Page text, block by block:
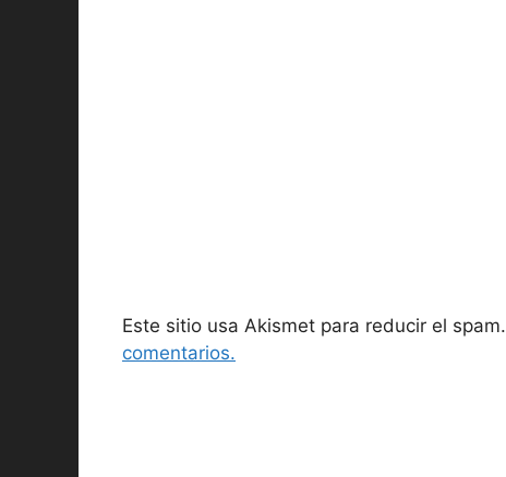
Este sitio usa Akismet para reducir el spam.
comentarios.